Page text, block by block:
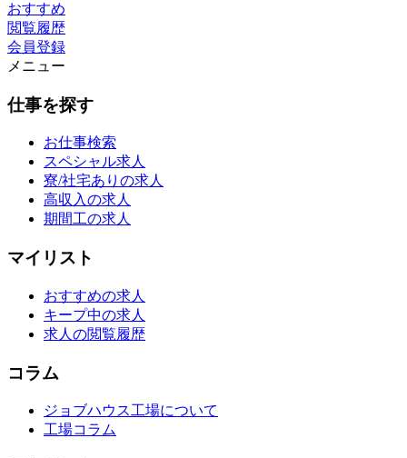
おすすめ
閲覧履歴
会員登録
メニュー
仕事を探す
お仕事検索
スペシャル求人
寮/社宅ありの求人
高収入の求人
期間工の求人
マイリスト
おすすめの求人
キープ中の求人
求人の閲覧履歴
コラム
ジョブハウス工場について
工場コラム